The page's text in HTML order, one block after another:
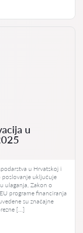
u
u Hrvatskoj i
uključuje
ulaganja, Zakon o
programe financiranja
su značajne
[…]